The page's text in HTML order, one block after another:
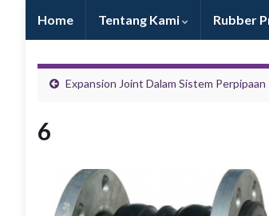
Home Tentang Kami Rubber
Expansion Joint Dalam Sistem Perpipaan
6